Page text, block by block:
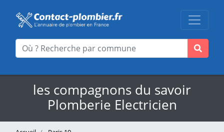
les compagnons du savoir
Plomberie Electricien